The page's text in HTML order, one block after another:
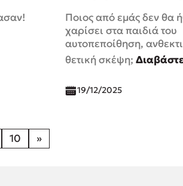
Ποιος από εμάς δεν θα
χαρίσει στα παιδιά του
αυτοπεποίθηση,
θετική σκέψη;
19/12/2025
10 »